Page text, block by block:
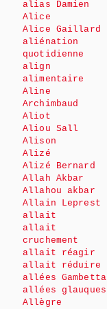
alias Damien
Alice
Alice Gaillard
aliénation
quotidienne
align
alimentaire
Aline
Archimbaud
Aliot
Aliou Sall
Alison
Alizé
Alizé Bernard
Allah Akbar
Allahou akbar
Allain Leprest
allait
allait
cruchement
allait réagir
allait réduire
allées Gambetta
allées glauques
Allègre